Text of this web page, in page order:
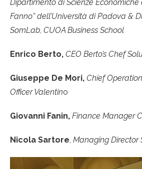
Dipartimento di Scienze Economiche
Fanno” dell’Università di Padova &
SomLab, CUOA Business School
Enrico Berto, CEO Berto’s Chef
Giuseppe De Mori, Chief
Officer Valentino
Giovanni Fanin, Finance Manager
Nicola Sartore, Managing Director